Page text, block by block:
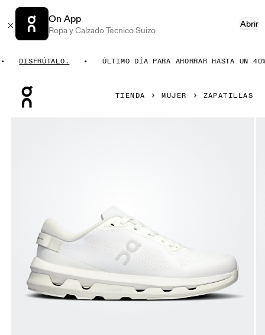
On App
Ropa y Calzado Tecnico Suizo
Abrir
DISFRÚTALO. ÚLTIMO DÍA PARA AHORRAR HASTA UN 40%.
TIENDA MUJER ZAPATILLAS